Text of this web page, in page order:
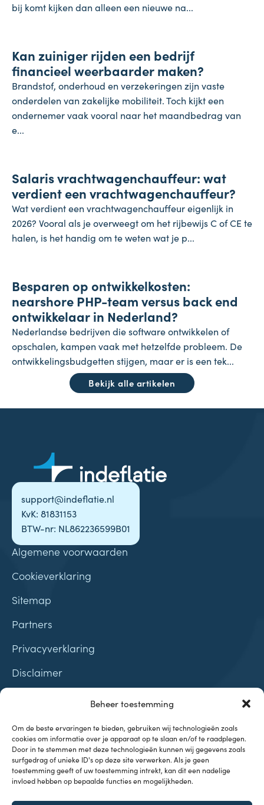
Beheer toestemming
Om de beste ervaringen te bieden, gebruiken wij technologieën zoals
cookies om informatie over je apparaat op te slaan en/of te raadplegen.
Door in te stemmen met deze technologieën kunnen wij gegevens zoals
surfgedrag of unieke ID's op deze site verwerken. Als je geen
toestemming geeft of uw toestemming intrekt, kan dit een nadelige
invloed hebben op bepaalde functies en mogelijkheden.
bij komt kijken dan alleen een nieuwe na...
28 juli 2026
Kan zuiniger rijden een bedrijf
financieel weerbaarder maken?
Brandstof, onderhoud en verzekeringen zijn vaste
onderdelen van zakelijke mobiliteit. Toch kijkt een
ondernemer vaak vooral naar het maandbedrag van
e...
27 juli 2026
Salaris vrachtwagenchauffeur: wat
verdient een vrachtwagenchauffeur?
Wat verdient een vrachtwagenchauffeur eigenlijk in
2026? Vooral als je overweegt om het rijbewijs C of CE te
halen, is het handig om te weten wat je p...
24 juli 2026
Besparen op ontwikkelkosten:
nearshore PHP-team versus back end
ontwikkelaar in Nederland?
Nederlandse bedrijven die software ontwikkelen of
opschalen, kampen vaak met hetzelfde probleem. De
ontwikkelingsbudgetten stijgen, maar er is een tek...
Bekijk alle artikelen
support@indeflatie.nl
KvK: 81831153
BTW-nr: NL862236599B01
Algemene voorwaarden
Cookieverklaring
Sitemap
Partners
Privacyverklaring
Disclaimer
Onderwerpen